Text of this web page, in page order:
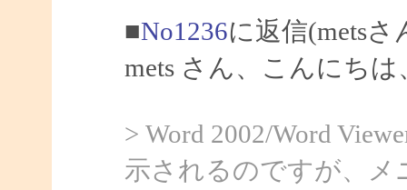
■No1236に返信(metsさ
mets さん、こんにちは
> Word 2002/Word
示されるのですが、メ